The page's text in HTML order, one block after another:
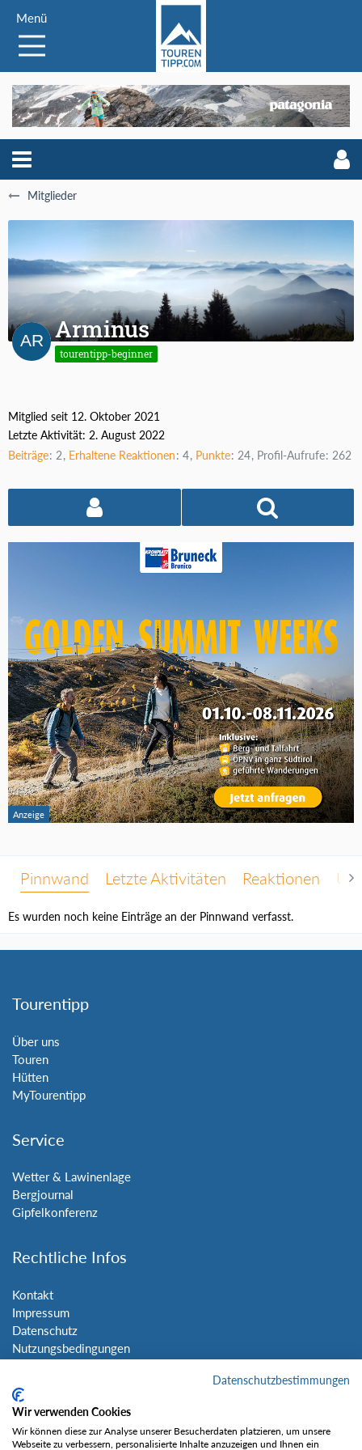
Menü
Mitglieder
Arminus
tourentipp-beginner
Mitglied seit 12. Oktober 2021
Letzte Aktivität: 2. August 2022
Beiträge 2 Erhaltene Reaktionen 4 Punkte 24 Profil-Aufrufe 262
Pinnwand Letzte Aktivitäten Reaktionen
Es wurden noch keine Einträge an der Pinnwand verfasst.
Tourentipp
Über uns
Touren
Hütten
MyTourentipp
Service
Wetter & Lawinenlage
Bergjournal
Gipfelkonferenz
Rechtliche Infos
Kontakt
Impressum
Datenschutz
Nutzungsbedingungen
Social Media
Datenschutzbestimmungen
Wir verwenden Cookies
Wir können diese zur Analyse unserer Besucherdaten platzieren, um unsere
Webseite zu verbessern, personalisierte Inhalte anzuzeigen und Ihnen ein